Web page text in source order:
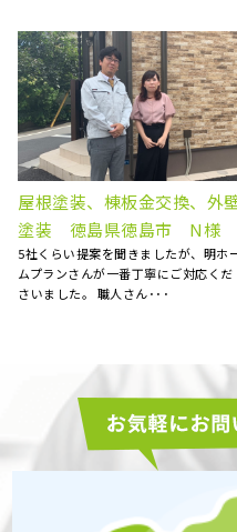
外壁塗装工事 徳島県吉野
市 S様邸
以前から、外壁の劣化が気になってお
り、塗り替えを考えてました。 たくさ
んの業者がある中で、ど･･･